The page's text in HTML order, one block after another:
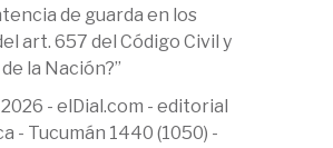
de guarda en los
art. 657 del Código Civil y
la Nación?”
- elDial.com - editorial
- Tucumán 1440 (1050) -